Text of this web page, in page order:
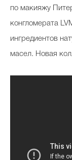
по макияжу
конгломерата
ингредиентов
масел. Новая